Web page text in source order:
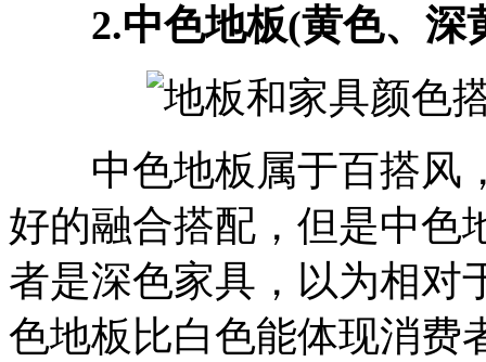
2.中色地板(黄色、深
中色地板属于百搭风
好的融合搭配，但是中色
者是深色家具，以为相对
色地板比白色能体现消费